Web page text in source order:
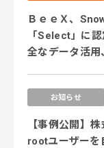
ＢｅｅＸ、
「Select」に
全なデータ活
お知らせ
【事例公開】
rootユーザーを